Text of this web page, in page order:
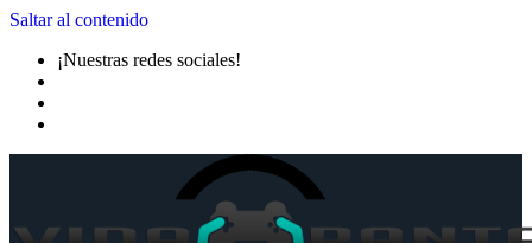
Saltar al contenido
¡Nuestras redes sociales!